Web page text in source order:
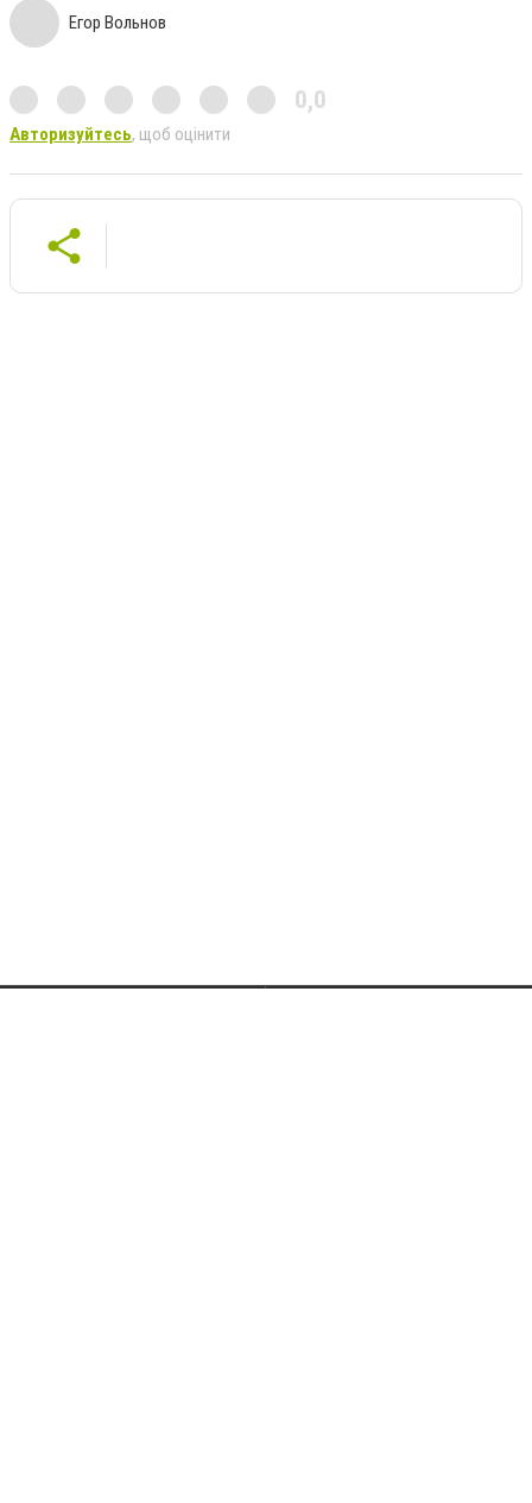
Егор Вольнов
0,0
Авторизуйтесь, щоб оцінити